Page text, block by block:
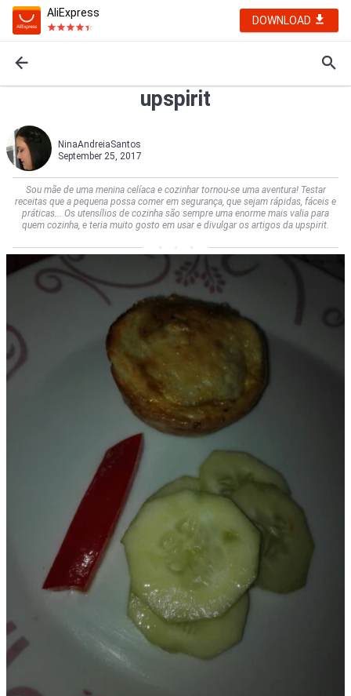
AliExpress
DOWNLOAD
upspirit
NinaAndreiaSantos
September 25, 2017
Sou mãe de uma menina celíaca e cozinhar tornou-se uma aventura! Testar
receitas que a pequena possa comer em segurança, que sejam rápidas, fáceis e
práticas... Os utensílios de cozinha são sempre uma enorme mais valia para
quem cozinha, e teria muito gosto em usar e divulgar os artigos da upspirit.